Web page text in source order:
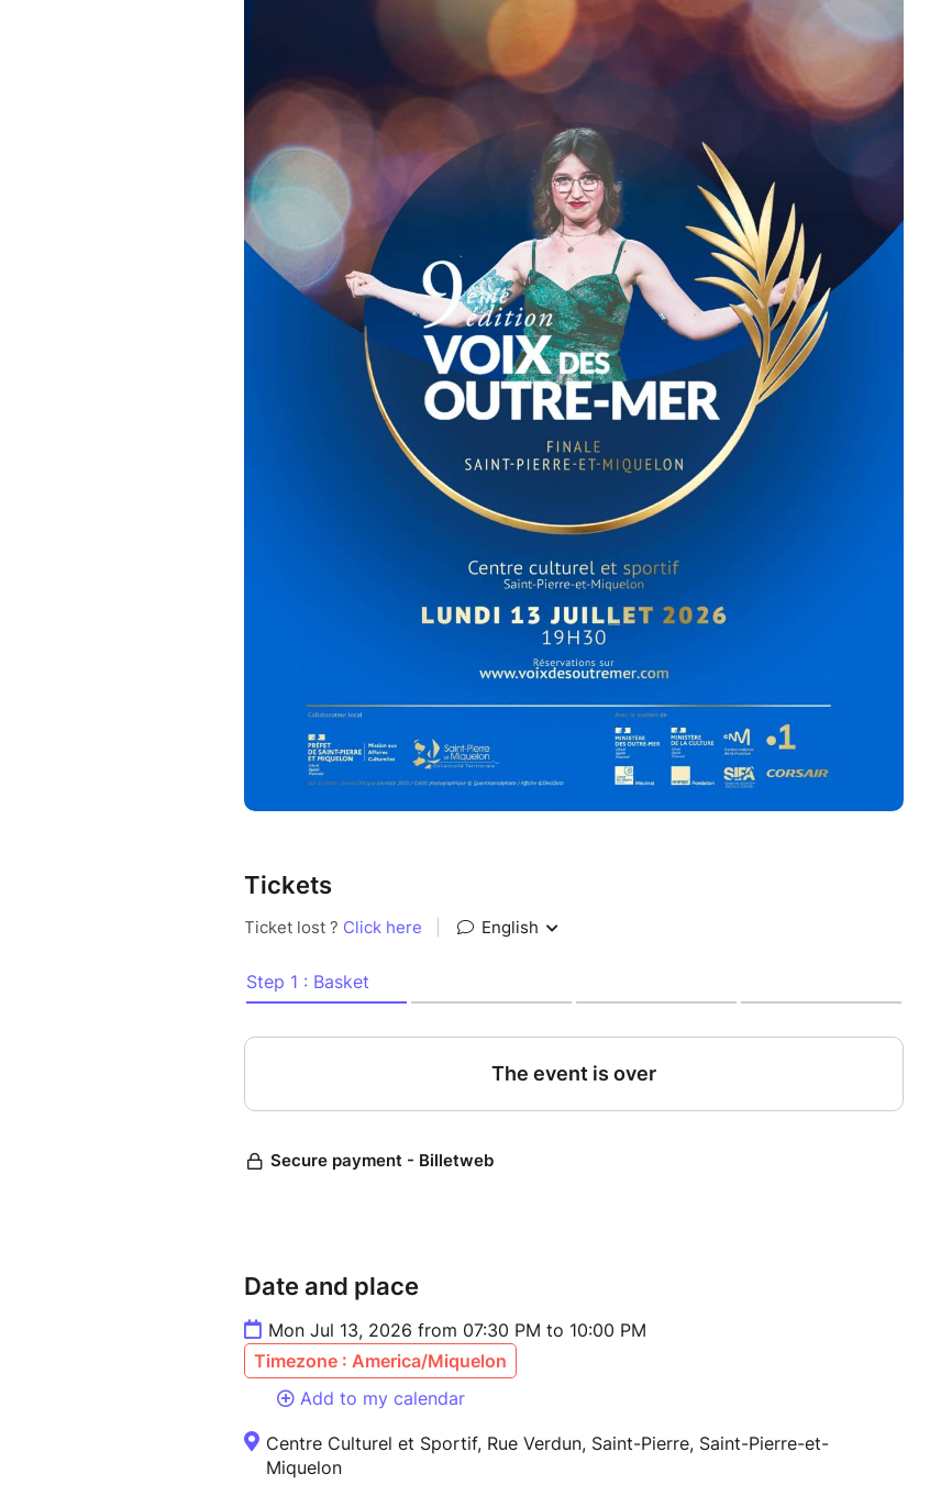
DETECETER, FORMER ET PROMOUVOIR
Le concours Voix des Outre-mer, organisé par l’association Les Contres
Courants, Fabrice di Falco et Julien Leleu, vise à promouvoir depuis 2017 les
voix d’opéra ultramarine. Tout en cherchant à rendre accessible au plus grand
nombre la musique classique et l'opéra dans sa diversité, Voix des Outre-mer
apporte son soutien aux lauréats en les accompagnant dans le développement
de d'une carrière préprofessionnelle et notamment par le biais de concerts ou
de bourses d'études.
La spécificité du concours est d’aller à la rencontre des Voix en maillant
les territoires d'outre-mer : les pré-sélections sont organisées dans chaque
territoires, une formation de préparation gratuite et délivrée par le biais de
masterclass et coaching privé dans chaque territoire, une finale est organisé
avec jury dans chacun des territoires.
✨ Merci aux partenaires du concours à Saint-Pierre et Miquelon ✨
Une production Les Contres Courants
Avec le soutien du Ministère des Outre-mer, de la mission aux affaires
culturelle de Saint-Pierre et Miquelon, du Conseil Régional d'Ile-de-France, de
la Caisse des dépôts, du groupe SIFA, de la Fondation Orange et de la
En partenariat avec Le Pole Outre-mer de France Télévisions
Et en collaboration avec la collectivité territoriale de Saint-Pierre et Miquelon
et la prefecture de Saint-Pierre et Miquelon
Tickets
Date and place
Mon Jul 13, 2026 from 07:30 PM to 10:00 PM
Timezone : America/Miquelon
Add to my calendar
Centre Culturel et Sportif, Rue Verdun, Saint-Pierre, Saint-Pierre-et-
Miquelon